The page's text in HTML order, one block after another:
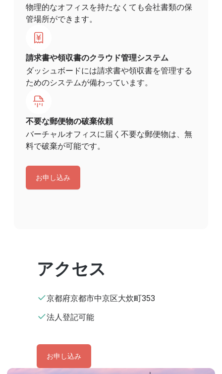
物理的なオフィスを持たなくても会社書類の保
管場所ができます。
請求書や領収書のクラウド管理システム
ダッシュボードには請求書や領収書を管理する
ためのシステムが備わっています。
不要な郵便物の破棄依頼
バーチャルオフィスに届く不要な郵便物は、無
料で破棄が可能です。
お申し込み
アクセス
京都府京都市中京区大炊町353
法人登記可能
お申し込み